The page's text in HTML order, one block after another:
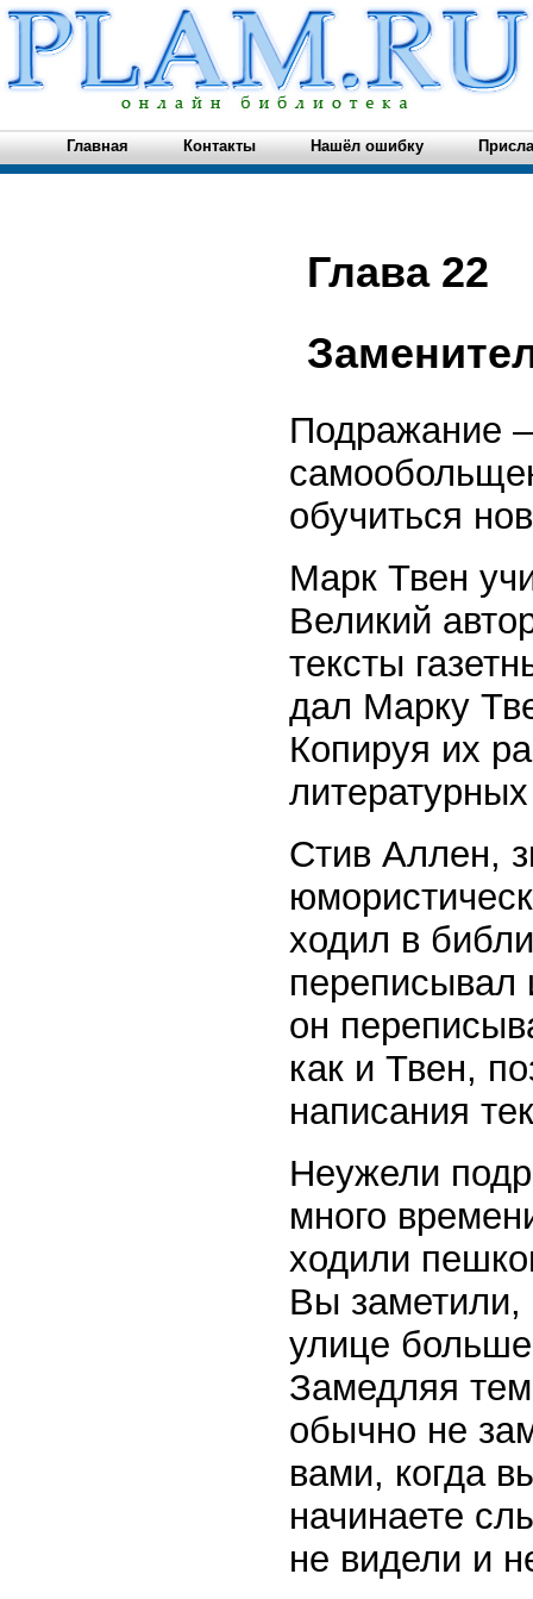
Главная Контакты Нашёл ошибку
Глава 22
Подражание
обучиться
Марк Твен
Великий
тексты
дал Марку
Копируя их
Стив Аллен,
ходил в
переписывал
он
как и Твен,
написания
Неужели
много
ходили
Вы заметили,
улице
Замедляя
обычно не
вами, когда
начинаете
не видели и